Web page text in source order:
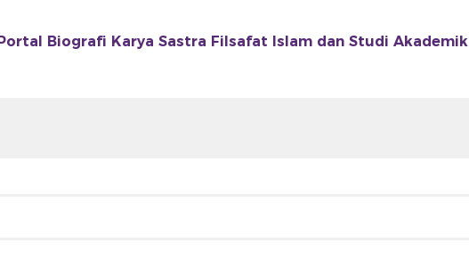
Biografi Karya Sastra Filsafat Islam dan Studi Akademik